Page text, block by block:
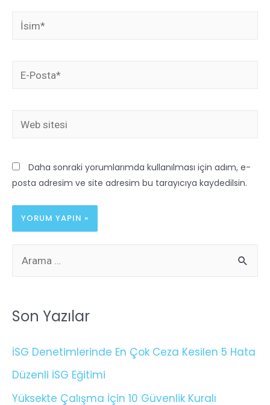
Daha sonraki yorumlarımda kullanılması için adım, e-
posta adresim ve site adresim bu tarayıcıya kaydedilsin.
Son Yazılar
İSG Denetimlerinde En Çok Ceza Kesilen 5 Hata
Düzenli İSG Eğitimi
Yüksekte Çalışma İçin 10 Güvenlik Kuralı